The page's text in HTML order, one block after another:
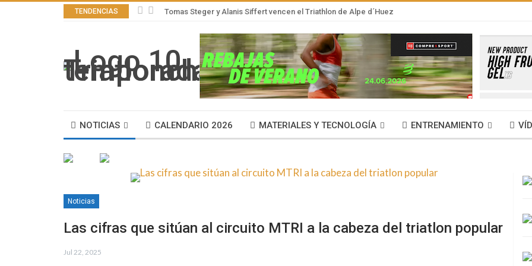
TENDENCIAS Tomas Steger y Alanis Siffert vencen el Triathlon de Alpe d´Huez
NOTICIAS CALENDARIO 2026 MATERIALES Y TECNOLOGÍA ENTRENAMIENTO
Noticias
Las cifras que sitúan al circuito MTRI a la cabeza del triatlon popular
Jul 22, 2025